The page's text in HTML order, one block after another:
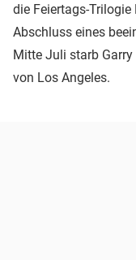
die Feiertags-
Abschluss eines
Mitte Juli starb
von Los Angeles.